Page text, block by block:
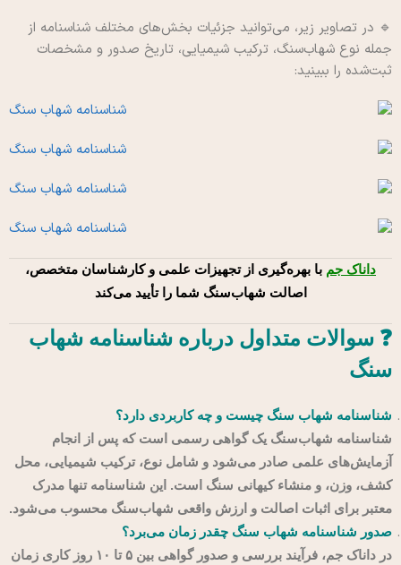
🔹 در تصاویر زیر، می‌توانید جزئیات بخش‌های مختلف شناسنامه از
جمله نوع شهاب‌سنگ، ترکیب شیمیایی، تاریخ صدور و مشخصات
ثبت‌شده را ببینید:
داناک جم با بهره‌گیری از تجهیزات علمی و کارشناسان متخصص،
اصالت شهاب‌سنگ شما را تأیید می‌کند
❓ سوالات متداول درباره شناسنامه شهاب
سنگ
شناسنامه شهاب سنگ چیست و چه کاربردی دارد؟
شناسنامه شهاب‌سنگ یک گواهی رسمی است که پس از انجام
آزمایش‌های علمی صادر می‌شود و شامل نوع، ترکیب شیمیایی، محل
کشف، وزن، و منشاء کیهانی سنگ است. این شناسنامه تنها مدرک
معتبر برای اثبات اصالت و ارزش واقعی شهاب‌سنگ محسوب می‌شود.
صدور شناسنامه شهاب سنگ چقدر زمان می‌برد؟
در داناک جم، فرآیند بررسی و صدور گواهی بین ۵ تا ۱۰ روز کاری زمان